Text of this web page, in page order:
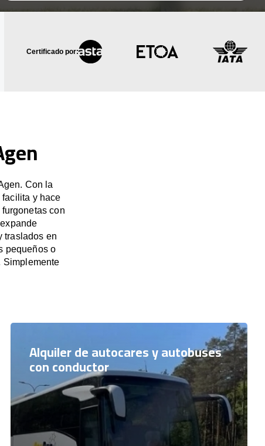
Certificado por:
Con la
y hace
con
traslados en
pequeños o
Simplemente
Alquiler de autocares y autobuses
con conductor